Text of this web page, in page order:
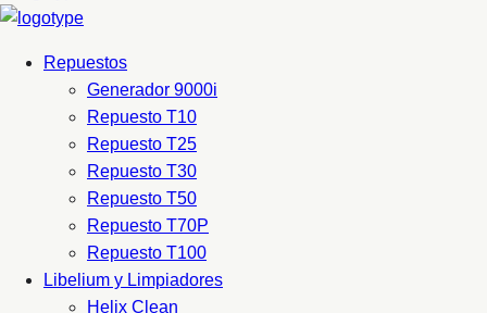
Repuestos
Generador 9000i
Repuesto T10
Repuesto T25
Repuesto T30
Repuesto T50
Repuesto T70P
Repuesto T100
Libelium y Limpiadores
Helix Clean